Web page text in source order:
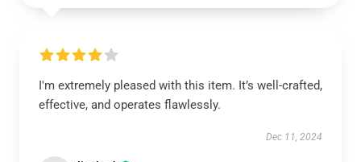
I'm extremely pleased with this item. It’s well-crafted,
effective, and operates flawlessly.
Dec 11, 2024